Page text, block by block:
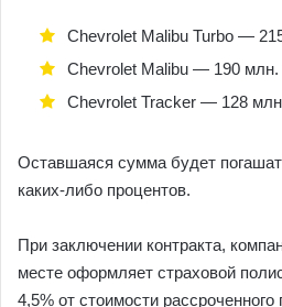
Chevrolet Malibu Turbo —
Chevrolet Malibu — 190 млн.
Chevrolet Tracker — 128
Оставшаяся сумма будет
каких-либо процентов.
При заключении контракта,
месте оформляет страховой
4,5% от стоимости